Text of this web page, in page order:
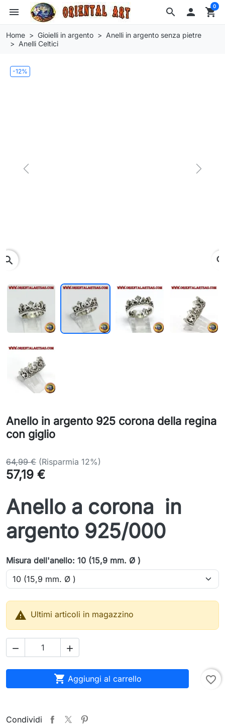
search
menu  shopping_cart
0
Home Gioielli in argento
Anelli in argento senza pietre
Anelli Celtici
-12%
Previous Next
Anello in argento 925 corona della regina
con giglio
64,99 € (Risparmia 12%)
57,19 €
Anello a corona in
argento 925/000
Misura dell'anello: 10 (15,9 mm. Ø )
 Ultimi articoli in magazzino
 
 Aggiungi al carrello favorite_border
Condividi